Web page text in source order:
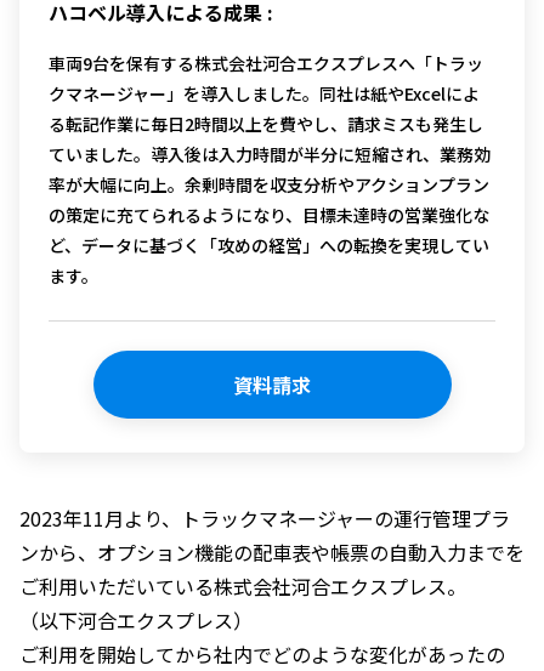
ハコベル導入による成果 :
車両9台を保有する株式会社河合エクスプレスへ「トラッ
クマネージャー」を導入しました。同社は紙やExcelによ
る転記作業に毎日2時間以上を費やし、請求ミスも発生し
ていました。導入後は入力時間が半分に短縮され、業務効
率が大幅に向上。余剰時間を収支分析やアクションプラン
の策定に充てられるようになり、目標未達時の営業強化な
ど、データに基づく「攻めの経営」への転換を実現してい
ます。
資料請求
2023年11月より、トラックマネージャーの運行管理プラ
ンから、オプション機能の配車表や帳票の自動入力までを
ご利用いただいている株式会社河合エクスプレス。
（以下河合エクスプレス）
ご利用を開始してから社内でどのような変化があったの